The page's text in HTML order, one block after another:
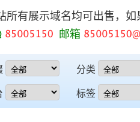
所有展示域名均可出售，
邮箱
分类
标签